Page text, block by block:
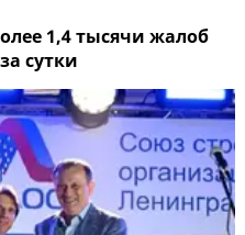
1,4 тысячи жалоб
сутки